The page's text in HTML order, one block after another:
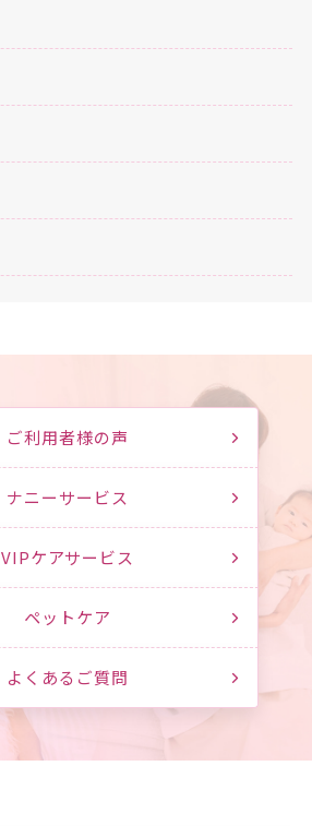
ご利用者様の声
ナニーサービス
VIPケアサービス
ペットケア
よくあるご質問